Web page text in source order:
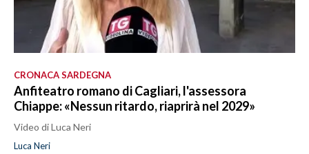
CRONACA SARDEGNA
Anfiteatro romano di Cagliari, l'assessora
Chiappe: «Nessun ritardo, riaprirà nel 2029»
Video di Luca Neri
Luca Neri